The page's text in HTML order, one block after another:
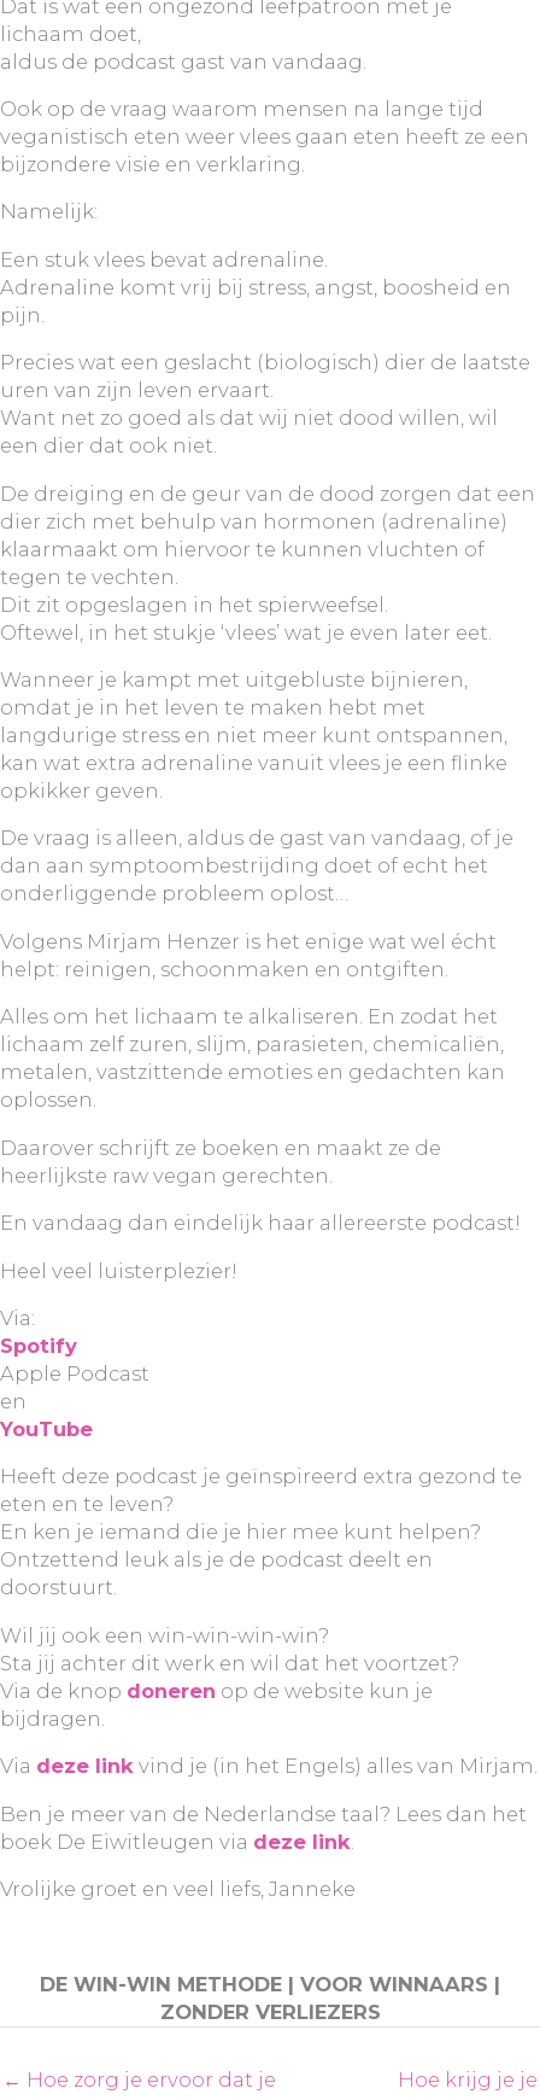
Dat is wat een ongezond leefpatroon met je
lichaam doet,
aldus de podcast gast van vandaag.
Ook op de vraag waarom mensen na lange tijd
veganistisch eten weer vlees gaan eten heeft ze een
bijzondere visie en verklaring.
Namelijk:
Een stuk vlees bevat adrenaline.
Adrenaline komt vrij bij stress, angst, boosheid en
pijn.
Precies wat een geslacht (biologisch) dier de laatste
uren van zijn leven ervaart.
Want net zo goed als dat wij niet dood willen, wil
een dier dat ook niet.
De dreiging en de geur van de dood zorgen dat een
dier zich met behulp van hormonen (adrenaline)
klaarmaakt om hiervoor te kunnen vluchten of
tegen te vechten.
Dit zit opgeslagen in het spierweefsel.
Oftewel, in het stukje ‘vlees’ wat je even later eet.
Wanneer je kampt met uitgebluste bijnieren,
omdat je in het leven te maken hebt met
langdurige stress en niet meer kunt ontspannen,
kan wat extra adrenaline vanuit vlees je een flinke
opkikker geven.
De vraag is alleen, aldus de gast van vandaag, of je
dan aan symptoombestrijding doet of echt het
onderliggende probleem oplost…
Volgens Mirjam Henzer is het enige wat wel écht
helpt: reinigen, schoonmaken en ontgiften.
Alles om het lichaam te alkaliseren. En zodat het
lichaam zelf zuren, slijm, parasieten, chemicaliën,
metalen, vastzittende emoties en gedachten kan
oplossen.
Daarover schrijft ze boeken en maakt ze de
heerlijkste raw vegan gerechten.
En vandaag dan eindelijk haar allereerste podcast!
Heel veel luisterplezier!
Via:
Spotify
Apple Podcast
en
YouTube
Heeft deze podcast je geïnspireerd extra gezond te
eten en te leven?
En ken je iemand die je hier mee kunt helpen?
Ontzettend leuk als je de podcast deelt en
doorstuurt.
Wil jij ook een win-win-win-win?
Sta jij achter dit werk en wil dat het voortzet?
Via de knop doneren op de website kun je
bijdragen.
Via deze link vind je (in het Engels) alles van Mirjam.
Ben je meer van de Nederlandse taal? Lees dan het
boek De Eiwitleugen via deze link
Vrolijke groet en veel liefs, Janneke
DE WIN-WIN METHODE | VOOR WINNAARS |
ZONDER VERLIEZERS
← Hoe zorg je ervoor dat je
Hoe krijg je je